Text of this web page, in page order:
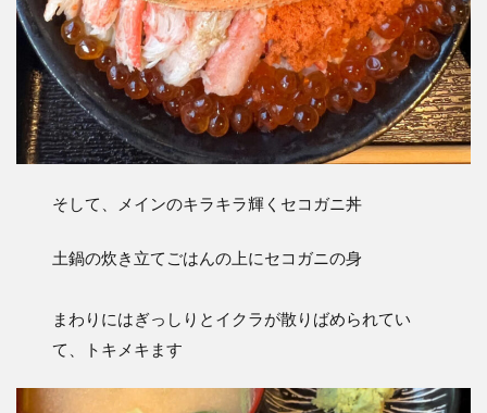
そして、メインのキラキラ輝くセコガニ丼
土鍋の炊き立てごはんの上にセコガニの身
まわりにはぎっしりとイクラが散りばめられてい
て、トキメキます